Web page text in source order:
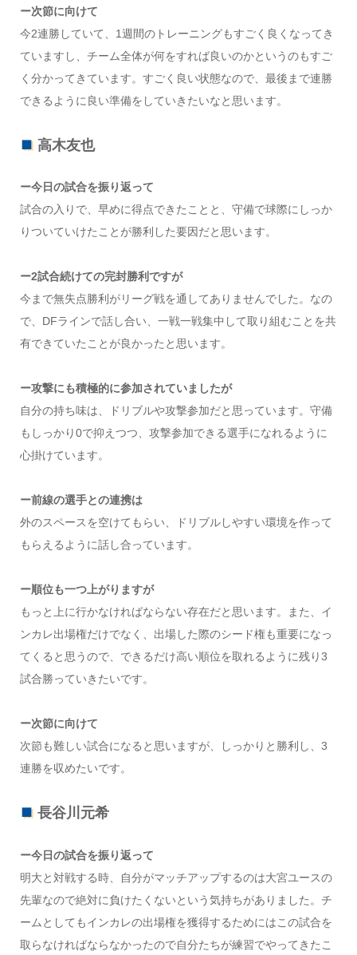
ー次節に向けて
今2連勝していて、1週間のトレーニングもすごく良くなってき
ていますし、チーム全体が何をすれば良いのかというのもすご
く分かってきています。すごく良い状態なので、最後まで連勝
できるように良い準備をしていきたいなと思います。
高木友也
ー今日の試合を振り返って
試合の入りで、早めに得点できたことと、守備で球際にしっか
りついていけたことが勝利した要因だと思います。
ー2試合続けての完封勝利ですが
今まで無失点勝利がリーグ戦を通してありませんでした。なの
で、DFラインで話し合い、一戦一戦集中して取り組むことを共
有できていたことが良かったと思います。
ー攻撃にも積極的に参加されていましたが
自分の持ち味は、ドリブルや攻撃参加だと思っています。守備
もしっかり0で抑えつつ、攻撃参加できる選手になれるように
心掛けています。
ー前線の選手との連携は
外のスペースを空けてもらい、ドリブルしやすい環境を作って
もらえるように話し合っています。
ー順位も一つ上がりますが
もっと上に行かなければならない存在だと思います。また、イ
ンカレ出場権だけでなく、出場した際のシード権も重要になっ
てくると思うので、できるだけ高い順位を取れるように残り3
試合勝っていきたいです。
ー次節に向けて
次節も難しい試合になると思いますが、しっかりと勝利し、3
連勝を収めたいです。
長谷川元希
ー今日の試合を振り返って
明大と対戦する時、自分がマッチアップするのは大宮ユースの
先輩なので絶対に負けたくないという気持ちがありました。チ
ームとしてもインカレの出場権を獲得するためにはこの試合を
取らなければならなかったので自分たちが練習でやってきたこ